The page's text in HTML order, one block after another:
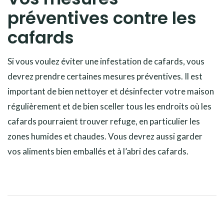
préventives contre les
cafards
Si vous voulez éviter une infestation de cafards, vous
devrez prendre certaines mesures préventives. Il est
important de bien nettoyer et désinfecter votre maison
régulièrement et de bien sceller tous les endroits où les
cafards pourraient trouver refuge, en particulier les
zones humides et chaudes. Vous devrez aussi garder
vos aliments bien emballés et à l’abri des cafards.